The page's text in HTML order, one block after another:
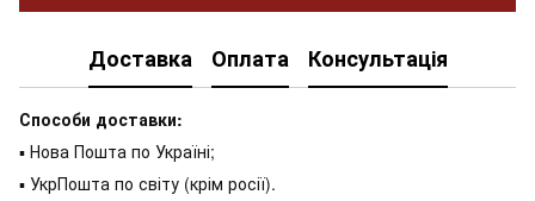
Доставка Оплата Консультація
Способи доставки:
▪ Нова Пошта по Україні;
▪ УкрПошта по світу (крім росії).